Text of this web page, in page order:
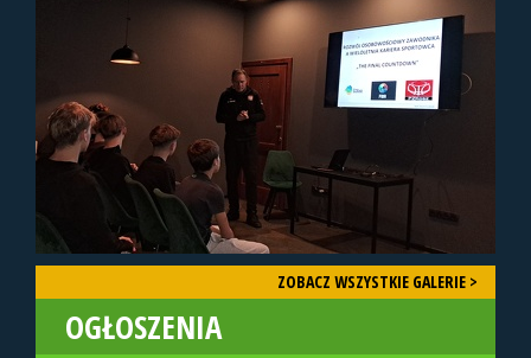
ZOBACZ WSZYSTKIE GALERIE >
OGŁOSZENIA